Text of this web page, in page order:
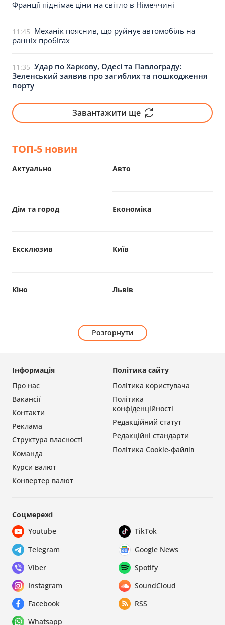
Франції піднімає ціни на світло в Німеччині
11:45 Механік пояснив, що руйнує автомобіль на
ранніх пробігах
11:35 Удар по Харкову, Одесі та Павлограду:
Зеленський заявив про загиблих та пошкодження
порту
Завантажити ще
ТОП-5 новин
Авто
Актуально
Дім та город Економіка
Ексклюзив Київ
Кіно Львів
Розгорнути
Політика сайту
Політика користувача
Політика
конфіденційності
Редакційний статут
Редакційні стандарти
Політика Cookie-файлів
Інформація
Про нас
Вакансії
Контакти
Реклама
Структура власності
Команда
Курси валют
Конвертер валют
Соцмережі
Youtube
TikTok
Telegram
Google News
Viber
Spotify
Instagram
SoundCloud
Facebook
RSS
Whatsapp